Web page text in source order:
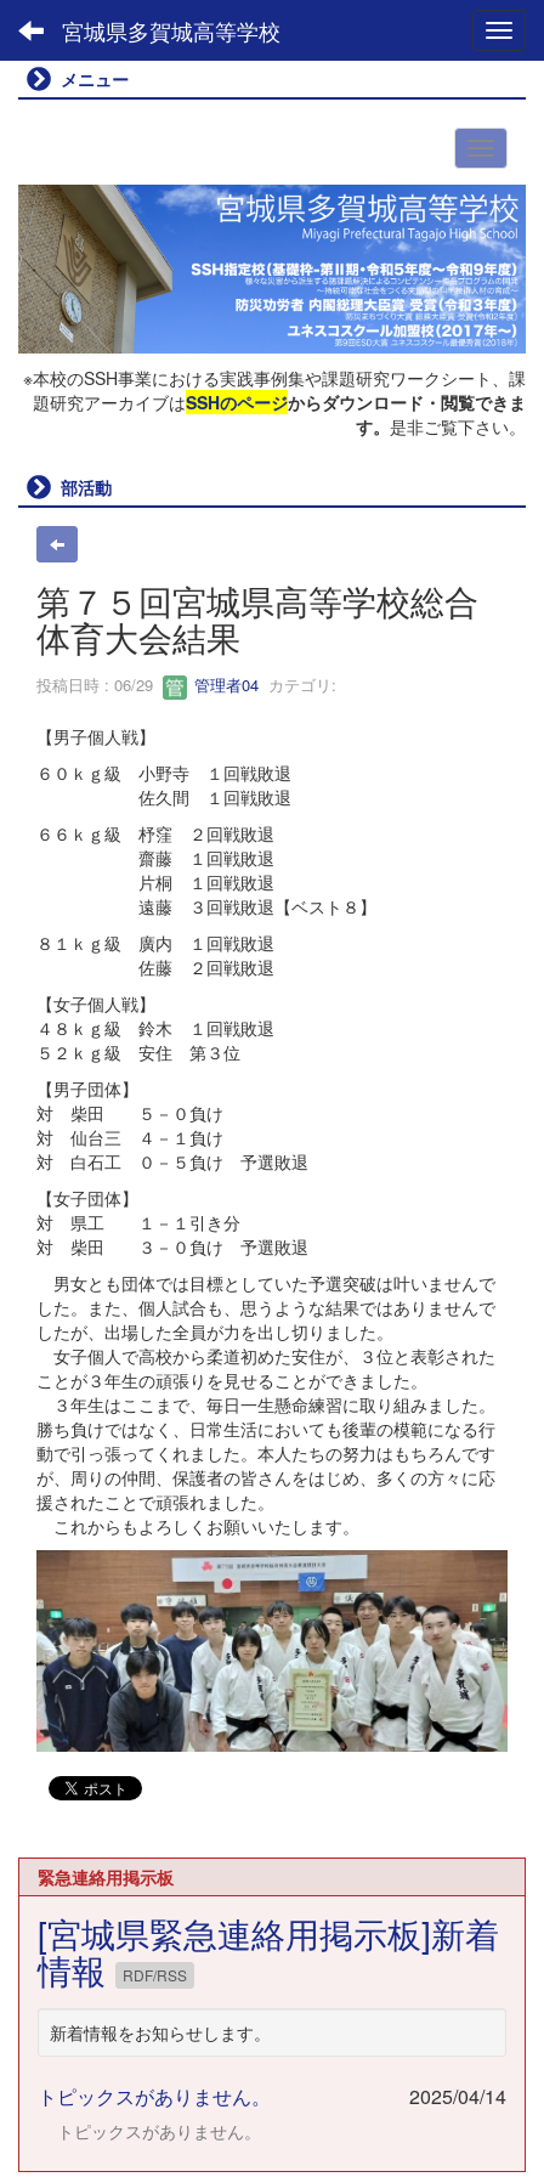
宮城県多賀城高等学校
メニュー
※本校のSSH事業における実践事例集や課題研究ワークシート、課
題研究アーカイブはSSHのページからダウンロード・閲覧できま
す。 是非ご覧下さい。
部活動
第７５回宮城県高等学校総合
体育大会結果
投稿日時 : 06/29 管理者04 カテゴリ:
【男子個人戦】
６０ｋｇ級 小野寺 １回戦敗退
佐久間 １回戦敗退
６６ｋｇ級 杼窪 ２回戦敗退
齋藤 １回戦敗退
片桐 １回戦敗退
遠藤 ３回戦敗退【ベスト８】
８１ｋｇ級 廣内 １回戦敗退
佐藤 ２回戦敗退
【女子個人戦】
４８ｋｇ級 鈴木 １回戦敗退
５２ｋｇ級 安住 第３位
【男子団体】
対 柴田 ５－０負け
対 仙台三 ４－１負け
対 白石工 ０－５負け 予選敗退
【女子団体】
対 県工 １－１引き分
対 柴田 ３－０負け 予選敗退
男女とも団体では目標としていた予選突破は叶いませんで
した。また、個人試合も、思うような結果ではありませんで
したが、出場した全員が力を出し切りました。
女子個人で高校から柔道初めた安住が、３位と表彰された
ことが３年生の頑張りを見せることができました。
３年生はここまで、毎日一生懸命練習に取り組みました。
勝ち負けではなく、日常生活においても後輩の模範になる行
動で引っ張ってくれました。本人たちの努力はもちろんです
が、周りの仲間、保護者の皆さんをはじめ、多くの方々に応
援されたことで頑張れました。
これからもよろしくお願いいたします。
緊急連絡用掲示板
[宮城県緊急連絡用掲示板]新着
情報 RDF/RSS
新着情報をお知らせします。
トピックスがありません。 2025/04/14
トピックスがありません。